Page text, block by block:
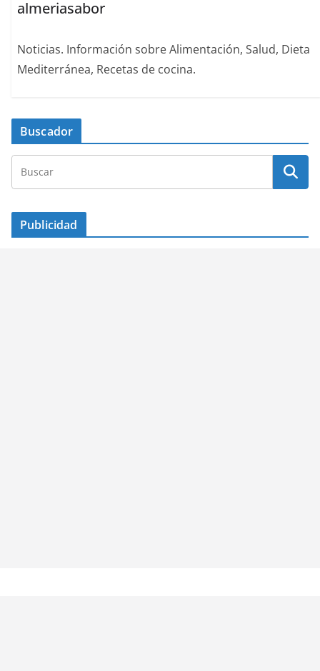
almeriasabor
Noticias. Información sobre Alimentación, Salud, Dieta
Mediterránea, Recetas de cocina.
Buscador
Publicidad